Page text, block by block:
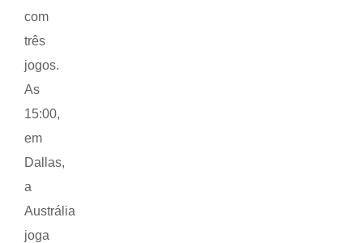
com
três
jogos.
As
15:00,
em
Dallas,
a
Austrália
joga